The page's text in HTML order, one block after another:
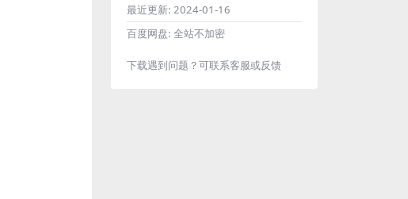
最近更新: 2024-01-16
百度网盘: 全站不加密
下载遇到问题？可联系客服或反馈